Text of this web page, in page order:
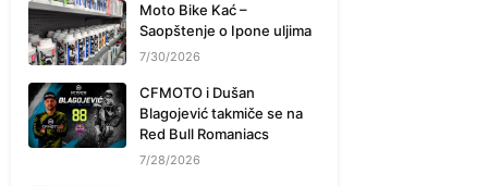
Moto Bike Kać –
Saopštenje o Ipone uljima
7/30/2026
CFMOTO i Dušan
Blagojević takmiče se na
Red Bull Romaniacs
7/28/2026